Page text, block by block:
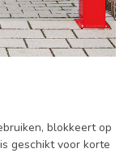
blokkeert op
geschikt voor korte